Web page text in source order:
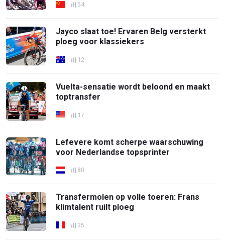
54
Jayco slaat toe! Ervaren Belg versterkt
ploeg voor klassiekers
12
Vuelta-sensatie wordt beloond en maakt
toptransfer
17
Lefevere komt scherpe waarschuwing
voor Nederlandse topsprinter
80
Transfermolen op volle toeren: Frans
klimtalent ruilt ploeg
35